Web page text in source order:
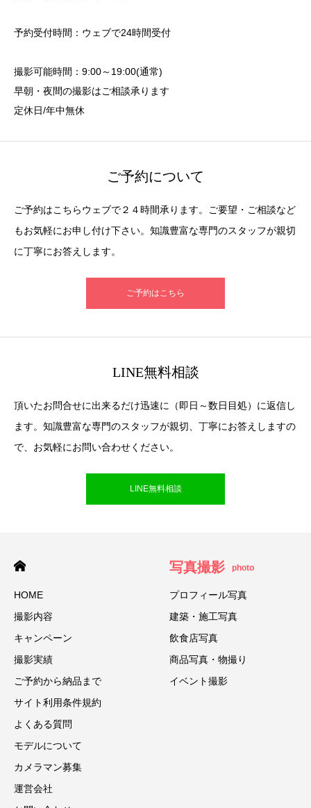
予約受付時間：ウェブで24時間受付
撮影可能時間：9:00～19:00(通常)
早朝・夜間の撮影はご相談承ります
定休日/年中無休
ご予約について
ご予約はこちらウェブで２４時間承ります。ご要望・ご相談など
もお気軽にお申し付け下さい。知識豊富な専門のスタッフが親切
に丁寧にお答えします。
ご予約はこちら
LINE無料相談
頂いたお問合せに出来るだけ迅速に（即日～数日目処）に返信し
ます。知識豊富な専門のスタッフが親切、丁寧にお答えしますの
で、お気軽にお問い合わせください。
LINE無料相談
HOME
撮影内容
キャンペーン
撮影実績
ご予約から納品まで
サイト利用条件規約
よくある質問
モデルについて
カメラマン募集
運営会社
写真撮影 photo
プロフィール写真
建築・施工写真
飲食店写真
商品写真・物撮り
イベント撮影